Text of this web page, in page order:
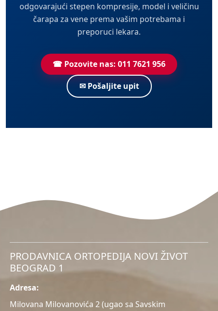
odgovarajući stepen kompresije, model i veličinu
čarapa za vene prema vašim potrebama i
preporuci lekara.
☎ Pozovite nas: 011 7621 956
✉ Pošaljite upit
PRODAVNICA ORTOPEDIJA NOVI ŽIVOT
BEOGRAD 1
Adresa:
Milovana Milovanovića 2(ugao sa Savskim